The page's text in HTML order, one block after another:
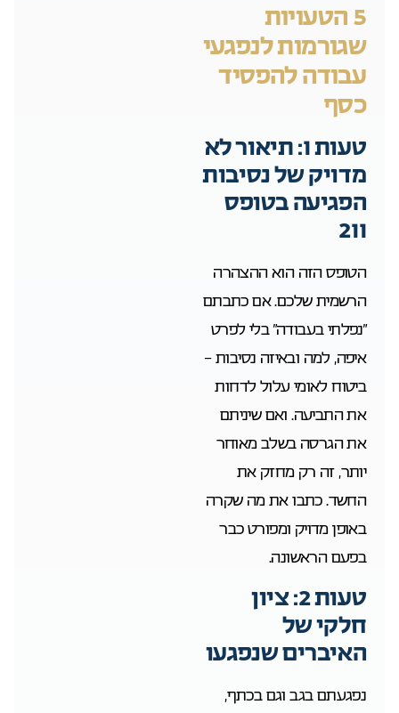
5 הטעויות
שגורמות לנפגעי
עבודה להפסיד
כסף
טעות 1: תיאור לא
מדויק של נסיבות
הפגיעה בטופס
211
הטופס הזה הוא ההצהרה
הרשמית שלכם. אם כתבתם
“נפלתי בעבודה” בלי לפרט
איפה, למה ובאיזה נסיבות –
ביטוח לאומי עלול לדחות
את התביעה. ואם שיניתם
את הגרסה בשלב מאוחר
יותר, זה רק מחזק את
החשד. כתבו את מה שקרה
באופן מדויק ומפורט כבר
בפעם הראשונה.
טעות 2: ציון
חלקי של
האיברים שנפגעו
נפגעתם בגב וגם בכתף,